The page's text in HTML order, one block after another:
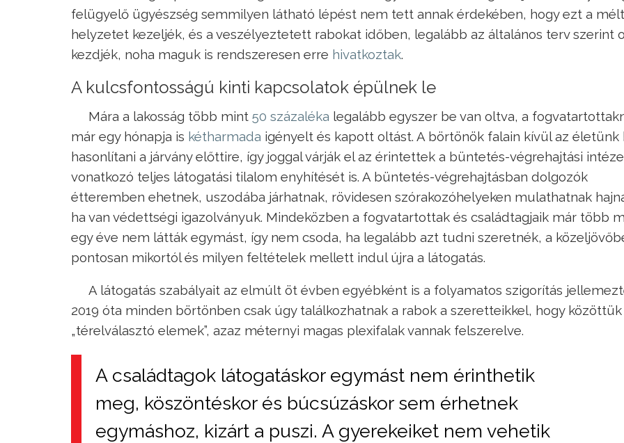
felügyelő ügyészség semmilyen látható lépést nem tett annak érdekében, hogy ezt a
helyzetet kezeljék, és a veszélyeztetett rabokat időben, legalább az általános terv szerint
kezdjék, noha maguk is rendszeresen erre hivatkoztak.
A kulcsfontosságú kinti kapcsolatok épülnek le
Mára a lakosság több mint 50 százaléka legalább egyszer be van oltva, a
már egy hónapja is kétharmada igényelt és kapott oltást. A börtönök falain kívül az életünk
hasonlítani a járvány előttire, így joggal várják el az érintettek a büntetés-végrehajtási
vonatkozó teljes látogatási tilalom enyhítését is. A büntetés-végrehajtásban dolgozók
étteremben ehetnek, uszodába járhatnak, rövidesen szórakozóhelyeken mulathatnak
ha van védettségi igazolványuk. Mindeközben a fogvatartottak és családtagjaik már több
egy éve nem látták egymást, így nem csoda, ha legalább azt tudni szeretnék, a
pontosan mikortól és milyen feltételek mellett indul újra a látogatás.
A látogatás szabályait az elmúlt öt évben egyébként is a folyamatos szigorítás
2019 óta minden börtönben csak úgy találkozhatnak a rabok a szeretteikkel, hogy közöttük
„térelválasztó elemek”, azaz méternyi magas plexifalak vannak felszerelve.
A családtagok látogatáskor egymást nem érinthetik
meg, köszöntéskor és búcsúzáskor sem érhetnek
egymáshoz, kizárt a puszi. A gyerekeiket nem vehetik